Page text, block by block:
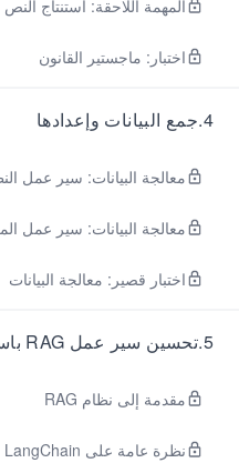
المهمة اللاحقة: استنتاج النص
اختبار: ماجستير القانون
4
.جمع البيانات وإعدادها
معالجة البيانات: سير عمل
معالجة البيانات: سير عمل
اختبار قصير: معالجة البيانات
5
.تحسين سير عمل RAG باستخدام LangChain
مقدمة إلى نظام RAG
نظرة عامة على LangChain